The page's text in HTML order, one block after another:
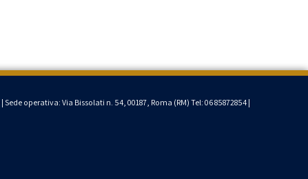
|Sede operativa: Via Bissolati n. 54, 00187, Roma (RM) Tel:06 85872854 |